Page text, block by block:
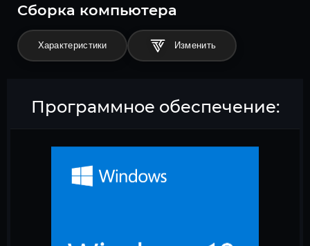
Cборка компьютера
Характеристики
Программное обеспечение: